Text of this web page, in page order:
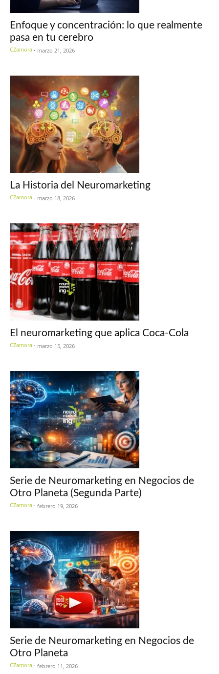
Enfoque y concentración: lo que realmente
pasa en tu cerebro
CZamora - marzo 21, 2026
La Historia del Neuromarketing
CZamora - marzo 18, 2026
El neuromarketing que aplica Coca-Cola
CZamora - marzo 15, 2026
Serie de Neuromarketing en Negocios de
Otro Planeta (Segunda Parte)
CZamora - febrero 19, 2026
Serie de Neuromarketing en Negocios de
Otro Planeta
CZamora - febrero 11, 2026